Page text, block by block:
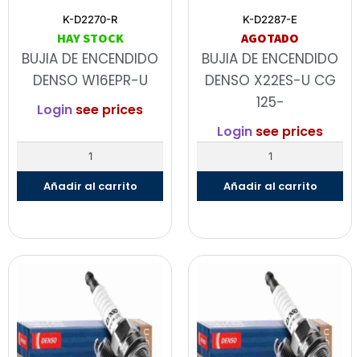
K-D2270-R
HAY STOCK
BUJIA DE ENCENDIDO
DENSO W16EPR-U
Login see prices
Añadir al carrito
K-D2287-E
AGOTADO
BUJIA DE ENCENDIDO
DENSO X22ES-U CG
125-
Login see prices
Añadir al carrito